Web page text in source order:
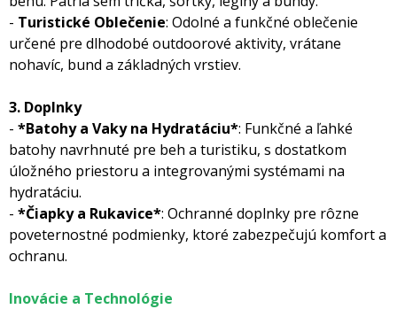
- Turistické Oblečenie: Odolné a funkčné oblečenie
určené pre dlhodobé outdoorové aktivity, vrátane
nohavíc, bund a základných vrstiev.
3. Doplnky
- *Batohy a Vaky na Hydratáciu*: Funkčné a ľahké
batohy navrhnuté pre beh a turistiku, s dostatkom
úložného priestoru a integrovanými systémami na
hydratáciu.
- *Čiapky a Rukavice*: Ochranné doplnky pre rôzne
poveternostné podmienky, ktoré zabezpečujú komfort a
ochranu.
Inovácie a Technológie